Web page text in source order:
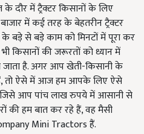
में ट्रैक्टर किसानों के लिए
में कई तरह के बेहतरीन ट्रैक्टर
बड़े से बड़े काम को मिनटों में पूरा कर
भी किसानों की जरूरतों को ध्यान में
जाता है. अगर आप खेती-किसानी के
हैं, तो ऐसे में आज हम आपके लिए ऐसे
जिसे आप पांच लाख रुपये में आसानी से
की हम बात कर रहे हैं, वह मैसी
Mini Tractors हैं.